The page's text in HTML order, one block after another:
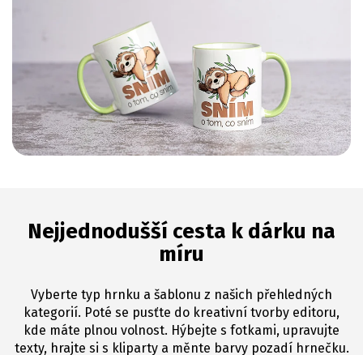
Nejjednodušší cesta k dárku na
míru
Vyberte typ hrnku a šablonu z našich přehledných
kategorií. Poté se pusťte do kreativní tvorby editoru,
kde máte plnou volnost. Hýbejte s fotkami, upravujte
texty, hrajte si s kliparty a měnte barvy pozadí hrnečku.